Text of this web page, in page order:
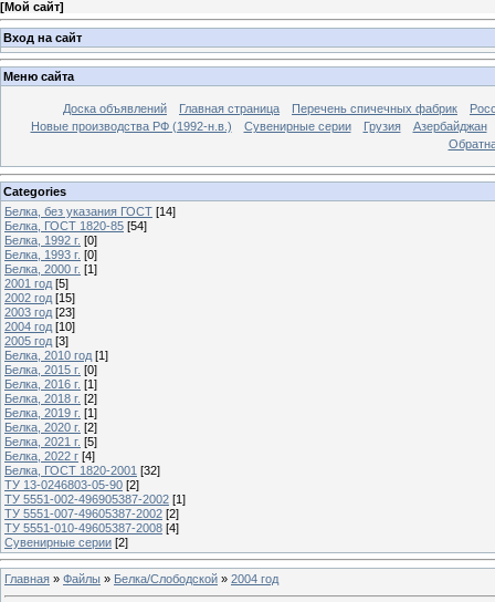
[Мой сайт]
Вход на сайт
Меню сайта
Доска объявлений Главная страница Перечень спичечных фабрик
Новые производства РФ (1992-н.в.)
Сувенирные серии Грузия
Азербайджан
Categories
Белка, без указания ГОСТ [14]
Белка, ГОСТ 1820-85 [54]
Белка, 1992 г. [0]
Белка, 1993 г. [0]
Белка, 2000 г. [1]
2001 год [5]
2002 год [15]
2003 год [23]
2004 год [10]
2005 год [3]
Белка, 2010 год [1]
Белка, 2015 г. [0]
Белка, 2016 г. [1]
Белка, 2018 г. [2]
Белка, 2019 г. [1]
Белка, 2020 г. [2]
Белка, 2021 г. [5]
Белка, 2022 г [4]
Белка, ГОСТ 1820-2001 [32]
ТУ 13-0246803-05-90 [2]
ТУ 5551-002-496905387-2002 [1]
ТУ 5551-007-49605387-2002 [2]
ТУ 5551-010-49605387-2008 [4]
Сувенирные серии [2]
Главная » Файлы » Белка/Слободской » 2004 год